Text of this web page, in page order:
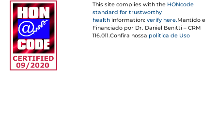
This site complies with the HONcode
standard for trustworthy
health information:verify here.Mantido e
Financiado por Dr. Daniel Benitti – CRM
116.011.Confira nossa política de Uso